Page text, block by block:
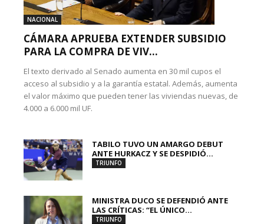
NACIONAL
CÁMARA APRUEBA EXTENDER SUBSIDIO
PARA LA COMPRA DE VIV...
El texto derivado al Senado aumenta en 30 mil cupos el
acceso al subsidio y a la garantía estatal. Además, aumenta
el valor máximo que pueden tener las viviendas nuevas, de
4.000 a 6.000 mil UF.
TABILO TUVO UN AMARGO DEBUT
ANTE HURKACZ Y SE DESPIDIÓ...
TRIUNFO
MINISTRA DUCO SE DEFENDIÓ ANTE
LAS CRÍTICAS: “EL ÚNICO...
TRIUNFO